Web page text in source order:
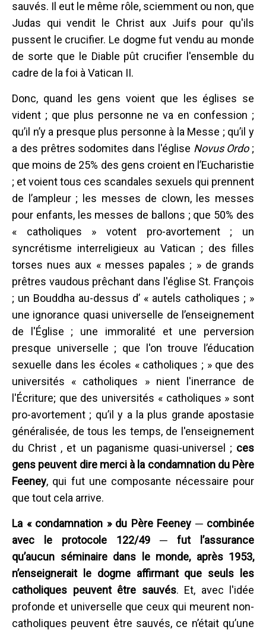
sauvés. Il eut le même rôle, sciemment ou non, que
Judas qui vendit le Christ aux Juifs pour qu'ils
pussent le crucifier. Le dogme fut vendu au monde
de sorte que le Diable pût crucifier l'ensemble du
cadre de la foi à Vatican II.
Donc, quand les gens voient que les églises se
vident ; que plus personne ne va en confession ;
qu’il n’y a presque plus personne à la Messe ; qu’il y
a des prêtres sodomites dans l'église Novus Ordo;
que moins de 25% des gens croient en l’Eucharistie
; et voient tous ces scandales sexuels qui prennent
de l’ampleur ; les messes de clown, les messes
pour enfants, les messes de ballons ; que 50% des
« catholiques » votent pro-avortement ; un
syncrétisme interreligieux au Vatican ; des filles
torses nues aux « messes papales ; » de grands
prêtres vaudous prêchant dans l'église St. François
; un Bouddha au-dessus d’ « autels catholiques ; »
une ignorance quasi universelle de l’enseignement
de l'Église ; une immoralité et une perversion
presque universelle ; que l'on trouve l’éducation
sexuelle dans les écoles « catholiques ; » que des
universités « catholiques » nient l'inerrance de
l'Écriture; que des universités « catholiques » sont
pro-avortement ; qu’il y a la plus grande apostasie
généralisée, de tous les temps, de l'enseignement
du Christ , et un paganisme quasi-universel ; ces
gens peuvent dire merci à la condamnation du Père
Feeney, qui fut une composante nécessaire pour
que tout cela arrive.
La « condamnation » du Père Feeney ─ combinée
avec le protocole 122/49 ─ fut l’assurance
qu’aucun séminaire dans le monde, après 1953,
n’enseignerait le dogme affirmant que seuls les
catholiques peuvent être sauvés. Et, avec l'idée
profonde et universelle que ceux qui meurent non-
catholiques peuvent être sauvés, ce n’était qu’une